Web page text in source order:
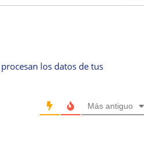
los datos de tus
Más antiguo